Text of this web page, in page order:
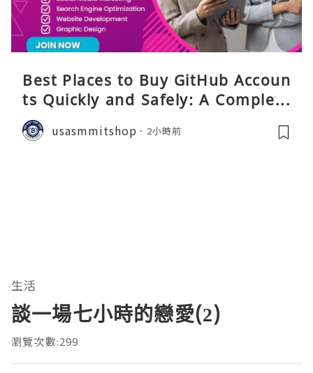
Best Places to Buy GitHub Accoun
ts Quickly and Safely: A Complete
Guide
usasmmitshop 2小時前
生活
談一場七小時的戀愛(2)
瀏覽次數:299